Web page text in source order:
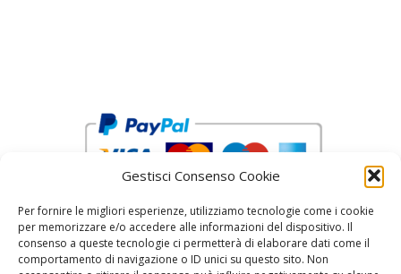
Gestisci Consenso Cookie
Per fornire le migliori esperienze, utilizziamo tecnologie come i cookie
per memorizzare e/o accedere alle informazioni del dispositivo. Il
consenso a queste tecnologie ci permetterà di elaborare dati come il
comportamento di navigazione o ID unici su questo sito. Non